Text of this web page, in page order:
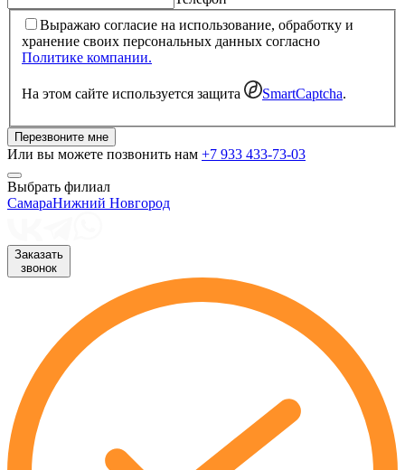
Выражаю согласие на использование, обработку и
хранение своих персональных данных согласно
Политике компании.
На этом сайте используется защита SmartCaptcha.
Перезвоните мне
Или вы можете позвонить нам +7 933 433-73-03
Выбрать филиал
СамараНижний Новгород
Заказать
звонок